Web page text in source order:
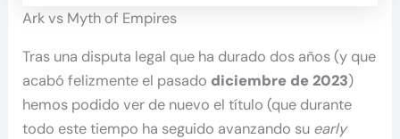
Ark vs Myth of Empires
Tras una disputa legal que ha durado dos años (y que
acabó felizmente el pasado diciembre de 2023)
hemos podido ver de nuevo el título (que durante
todo este tiempo ha seguido avanzando su early